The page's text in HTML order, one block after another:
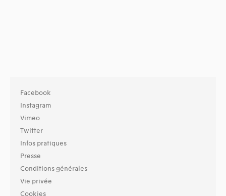
Facebook
Instagram
Vimeo
Twitter
Infos pratiques
Presse
Conditions générales
Vie privée
Cookies